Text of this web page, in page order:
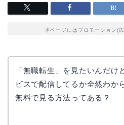
本ページにはプロモーション(
「無職転生」を見たいんだけ
ビスで配信してるか全然わか
無料で見る方法ってある？